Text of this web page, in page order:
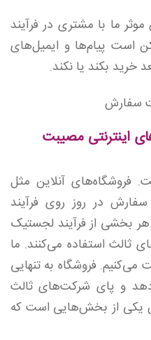
ما با مشتری در فرآیند
است پیام‌ها و ایمیل‌های
خرید بکند یا نکند.
اینترنتی مصیبت
فروشگاه‌های آنلاین مثل
در روز روی فرآیند
بخشی از فرآیند لجستیک
ثالث استفاده می‌کنند. ما
صحبت می‌کنیم. فروشگاه به تنهایی
دهد و پای شرکت‌های ثالث
یکی از بخش‌هایی است که